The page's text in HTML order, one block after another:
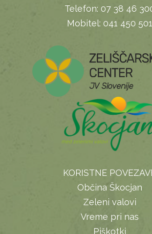
Telefon: 07 38 46
Mobitel: 041 450 501
KORISTNE
Občina Škocjan
Zeleni valovi
Vreme pri nas
Piškotki